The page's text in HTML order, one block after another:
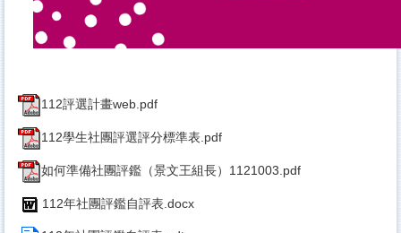
112評選計畫web.pdf
112學生社團評選評分標準表.pdf
如何準備社團評鑑（景文王組長）1121003.pdf
112年社團評鑑自評表.docx